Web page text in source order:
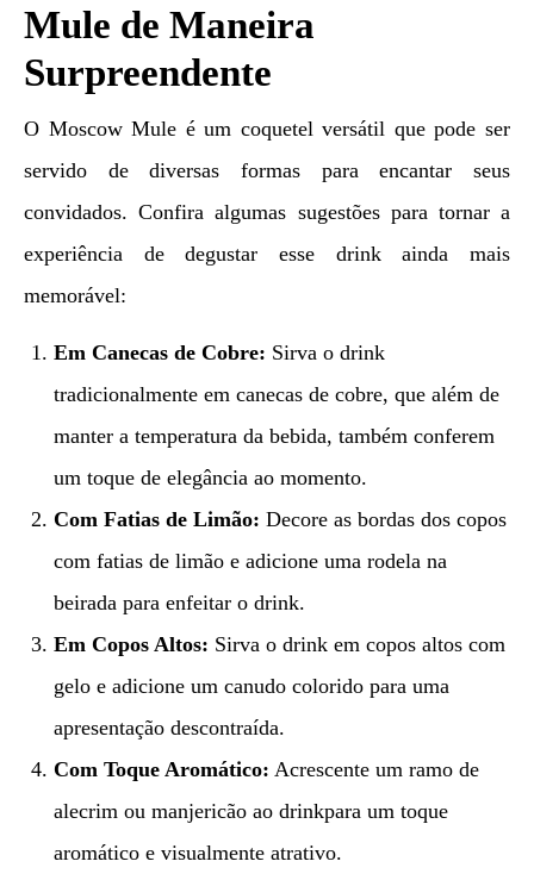
Mule de Maneira
Surpreendente
O Moscow Mule é um coquetel versátil que pode ser
servido de diversas formas para encantar seus
convidados. Confira algumas sugestões para tornar a
experiência de degustar esse drink ainda mais
memorável:
Em Canecas de Cobre: Sirva o drink
tradicionalmente em canecas de cobre, que além de
manter a temperatura da bebida, também conferem
um toque de elegância ao momento.
Com Fatias de Limão: Decore as bordas dos copos
com fatias de limão e adicione uma rodela na
beirada para enfeitar o drink.
Em Copos Altos: Sirva o drink em copos altos com
gelo e adicione um canudo colorido para uma
apresentação descontraída.
Com Toque Aromático: Acrescente um ramo de
alecrim ou manjericão ao drinkpara um toque
aromático e visualmente atrativo.